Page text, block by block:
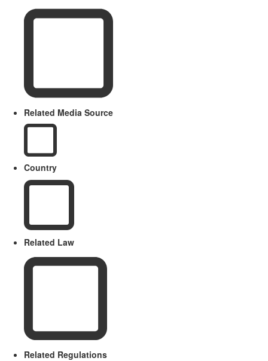
Related Media Source
Country
Related Law
Related Regulations